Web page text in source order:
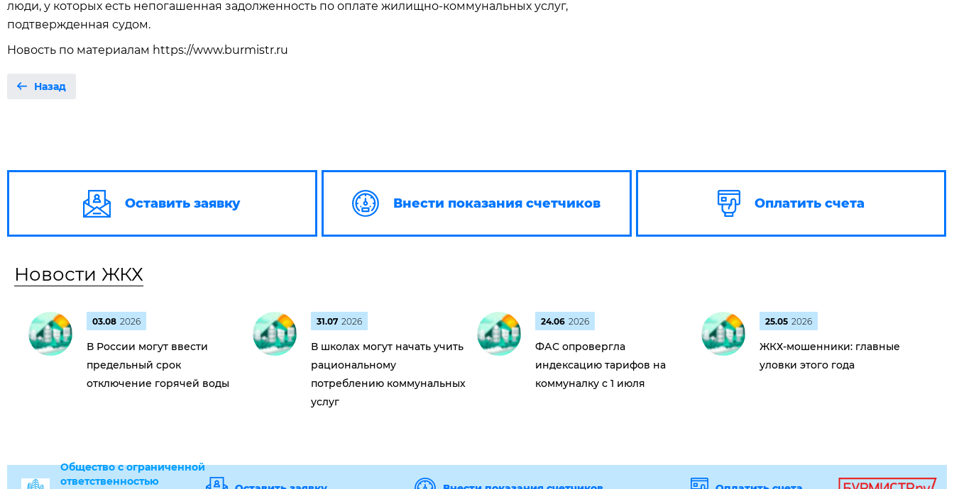
люди, у которых есть непогашенная задолженность по оплате жилищно-коммунальных услуг,
подтвержденная судом.
Новость по материалам https://www.burmistr.ru
Назад
Оставить заявку Внести показания счетчиков Оплатить счета
Новости ЖКХ
03.08 2026
В России могут ввести
предельный срок
отключение горячей воды
31.07 2026
В школах могут начать учить
рациональному
потреблению коммунальных
услуг
24.06 2026
ФАС опровергла
индексацию тарифов на
коммуналку с 1 июля
25.05 2026
ЖКХ-мошенники: главные
уловки этого года
Общество с ограниченной
ответственностью